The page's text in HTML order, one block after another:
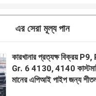
এর সেরা মূল্য পান
কারখানার প্রত্যক্ষ বিক্রয়
Gr. 6 4130, 4140
মানের এপিআই পাইপ জন্য